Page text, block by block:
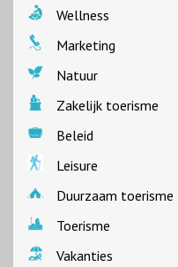
Wellness
Marketing
Natuur
Zakelijk toerisme
Beleid
Leisure
Duurzaam toerisme
Toerisme
Vakanties